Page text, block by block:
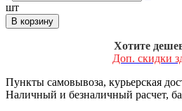
шт
В корзину
Хотите
Доп. скидки
Пункты самовывоза, курьерская
Наличный и безналичный расчет,